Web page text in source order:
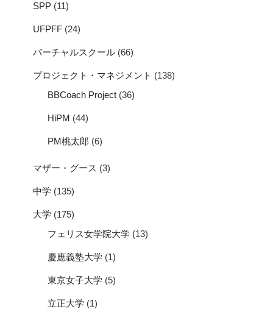
SPP (11)
UFPFF (24)
バーチャルスクール (66)
プロジェクト・マネジメント (138)
BBCoach Project (36)
HiPM (44)
PM桃太郎 (6)
マザー・グース (3)
中学 (135)
大学 (175)
フェリス女学院大学 (13)
慶應義塾大学 (1)
東京女子大学 (5)
立正大学 (1)